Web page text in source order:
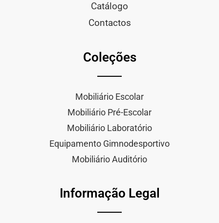
Catálogo
Contactos
Coleções
Mobiliário Escolar
Mobiliário Pré-Escolar
Mobiliário Laboratório
Equipamento Gimnodesportivo
Mobiliário Auditório
Informação Legal